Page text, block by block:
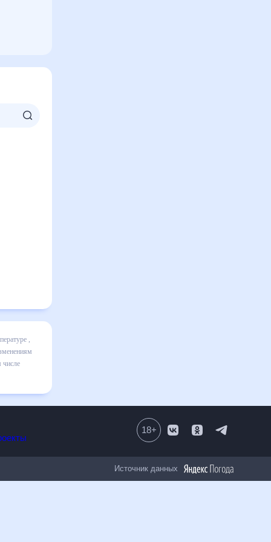
и даст
дней.
18+
Источник данных